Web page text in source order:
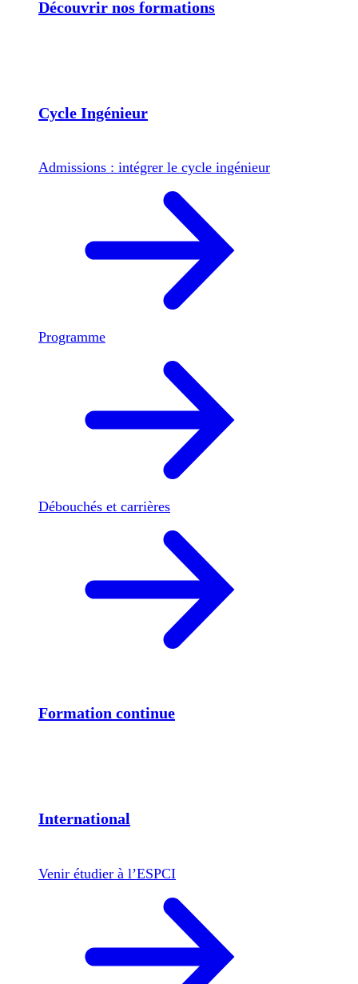
Découvrir nos formations
Cycle Ingénieur
Admissions : intégrer le cycle ingénieur
Programme
Débouchés et carrières
Formation continue
International
Venir étudier à l’ESPCI